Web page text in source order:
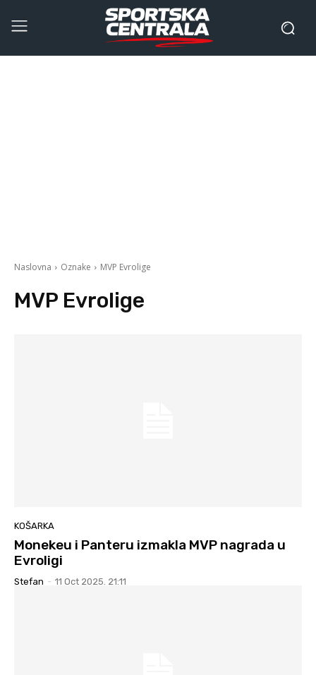
Naslovna Oznake MVP Evrolige
MVP Evrolige
KOŠARKA
Monekeu i Panteru izmakla MVP nagrada u
Evroligi
Stefan - 11 Oct 2025. 21:11